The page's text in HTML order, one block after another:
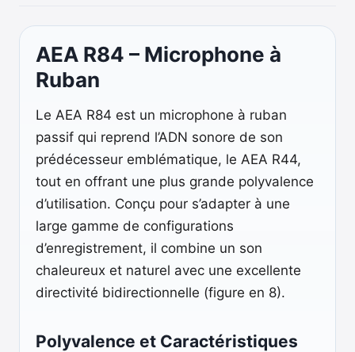
AEA R84 – Microphone à
Ruban
Le AEA R84 est un microphone à ruban
passif qui reprend l’ADN sonore de son
prédécesseur emblématique, le AEA R44,
tout en offrant une plus grande polyvalence
d’utilisation. Conçu pour s’adapter à une
large gamme de configurations
d’enregistrement, il combine un son
chaleureux et naturel avec une excellente
directivité bidirectionnelle (figure en 8).
Polyvalence et Caractéristiques